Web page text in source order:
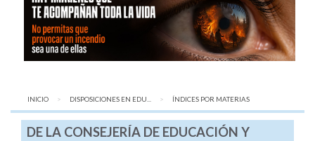
INICIO DISPOSICIONES EN EDU... AQUÍ:
ÍNDICES POR MATERIAS
DE LA CONSEJERÍA DE EDUCACIÓN Y